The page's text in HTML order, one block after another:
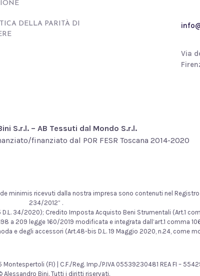
DELLA PARITÀ DI
Via
S.r.l. – AB Tessuti dal Mondo S.r.l.
finanziato dal POR FESR Toscana 2014-2020
minimis ricevuti dalla nostra impresa sono contenuti nel
234/2012” .
34/2020); Credito Imposta Acquisto Beni Strumentali (Art.1
a 209 legge 160/2019 modificata e integrata dall’art.1 comma
e degli accessori (Art.48-bis D.L. 19 Maggio 2020, n.24, come
(FI) | C.F./Reg. Imp./P.IVA 05539230481 REA FI –
Alessandro Bini. Tutti i diritti riservati.